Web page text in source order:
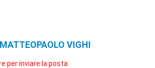
VIGHI
per inviare la posta